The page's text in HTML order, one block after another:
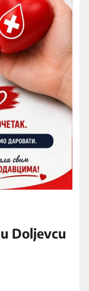
Doljevcu